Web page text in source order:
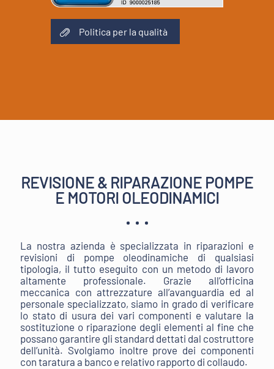
Politica per la qualità
REVISIONE & RIPARAZIONE POMPE
E MOTORI OLEODINAMICI
La nostra azienda è specializzata in riparazioni e
revisioni di pompe oleodinamiche di qualsiasi
tipologia, il tutto eseguito con un metodo di lavoro
altamente professionale. Grazie all’officina
meccanica con attrezzature all’avanguardia ed al
personale specializzato, siamo in grado di verificare
lo stato di usura dei vari componenti e valutare la
sostituzione o riparazione degli elementi al fine che
possano garantire gli standard dettati dal costruttore
dell’unità. Svolgiamo inoltre prove dei componenti
con taratura a banco e relativo rapporto di collaudo.